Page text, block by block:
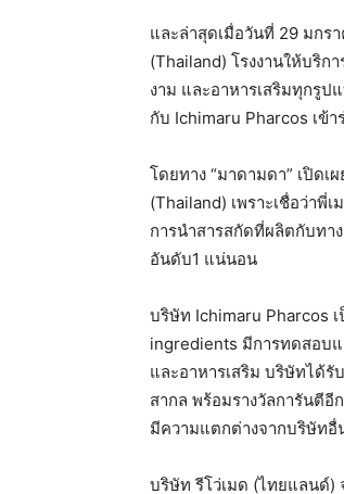
และล่าสุดเมื่อวันที่ 29 มกร
(Thailand) โรงงานให้บริก
งาม และอาหารเสริมทุกรูป
กับ Ichimaru Pharcos เข้
โดยทาง “มาดามดา” เปิดเ
(Thailand) เพราะเชื่อว่าพี่
การนำสารสกัดที่ผลิตกับทา
อันดับ1 แน่นอน
บริษัท Ichimaru Pharcos
ingredients มีการทดสอบแ
และอาหารเสริม บริษัทได้
สากล พร้อมรางวัลการันตี
มีความแตกต่างจากบริษัทอื่
บริษัท รีโว่เมด (ไทยแลนด์)